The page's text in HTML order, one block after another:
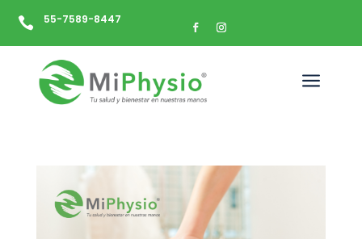
 55-7589-8447
a